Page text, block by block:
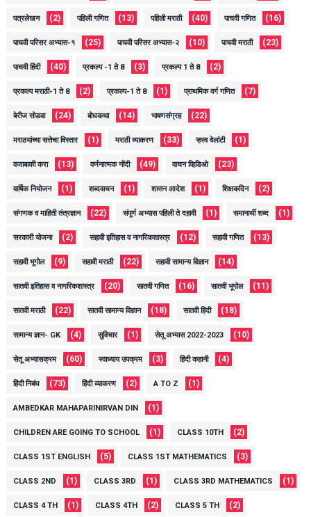
पत्रलेखन (2) पहिली गणित (13) पहिली मराठी (40) पाचवी गणित (16)
पाचवी परिसर अभ्यास-१ (25) पाचवी परिसर अभ्यास-२ (10) पाचवी मराठी (23)
पाचवी हिंदी (40) प्रकल्प -1 ते 8 (3) प्रकल्प 1 ते 8 (2)
प्रकल्प मराठी-1 ते 8 (2) प्रकल्प-1 ते 8 (1) प्राथमिक वर्ग गणित (7)
बेरीज सोडवा (24) बोधकथा (14) भाषणसंग्रह (22)
मराठयांच्या सत्तेचा विस्तार (1) मराठी व्याकरण (33) ऱ्हस्व वेलांटी (1)
वजाबाकी करा (13) वर्णनात्मक नोंदी (49) वाचन व्हिडिओ (23)
वार्षिक नियोजन (1) शब्दवाचन (1) शासन आदेश (1) शिक्षकदिन (2)
संगणक व माहिती तंत्रज्ञान (22) संपूर्ण अभ्यास पहिली ते दहावी (1) समानार्थी शब्द (1)
सरकारी योजना (2) सहावी इतिहास व नागरिकशास्त्र (12) सहावी गणित (13)
सहावी भूगोल (9) सहावी मराठी (22) सहावी सामान्य विज्ञान (14)
सातवी इतिहास व नागरिकशास्त्र (20) सातवी गणित (16) सातवी भूगोल (11)
सातवी मराठी (22) सातवी सामान्य विज्ञान (18) सातवी हिंदी (18)
सामान्य ज्ञान- GK (4) सुविचार (1) सेतू अभ्यास 2022-2023 (10)
सेतू अभ्यासक्रम (60) स्वाध्याय उपक्रम (3) हिंदी कहानी (4)
हिंदी निबंध (73) हिंदी व्याकरण (2) A TO Z (1)
AMBEDKAR MAHAPARINIRVAN DIN (1)
CHILDREN ARE GOING TO SCHOOL (1) CLASS 10TH (2)
CLASS 1ST ENGLISH (5) CLASS 1ST MATHEMATICS (3)
CLASS 2ND (1) CLASS 3RD (1) CLASS 3RD MATHEMATICS (1)
CLASS 4 TH (1) CLASS 4TH (2) CLASS 5 TH (2)